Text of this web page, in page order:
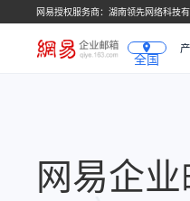
网易授权服务商：湖南领先网络科技
全国
网易企